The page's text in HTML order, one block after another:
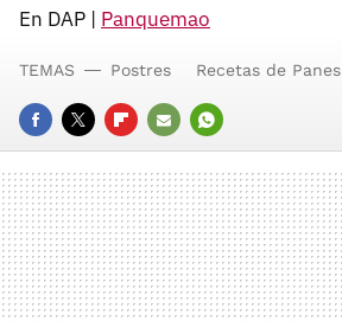
En DAP | Panquemao
FACEBOOK
TWITTERFLIPBOARD
E-
MAIL
WHATSAPP
TEMAS Postres Recetas de Panes